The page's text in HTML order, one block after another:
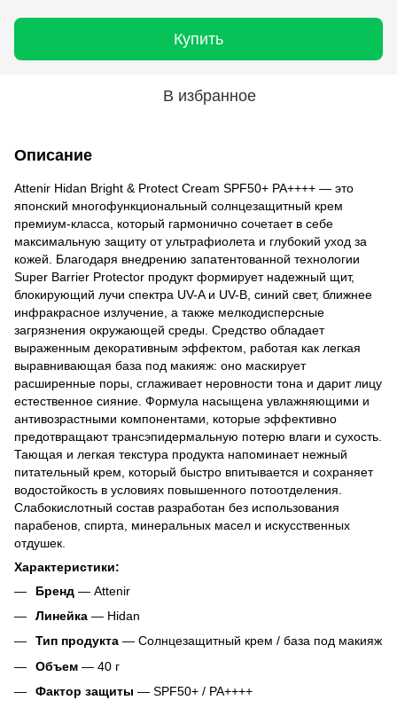
Купить
В избранное
Описание
Attenir Hidan Bright & Protect Cream SPF50+ PA++++ — это
японский многофункциональный солнцезащитный крем
премиум-класса, который гармонично сочетает в себе
максимальную защиту от ультрафиолета и глубокий уход за
кожей. Благодаря внедрению запатентованной технологии
Super Barrier Protector продукт формирует надежный щит,
блокирующий лучи спектра UV-A и UV-B, синий свет, ближнее
инфракрасное излучение, а также мелкодисперсные
загрязнения окружающей среды. Средство обладает
выраженным декоративным эффектом, работая как легкая
выравнивающая база под макияж: оно маскирует
расширенные поры, сглаживает неровности тона и дарит лицу
естественное сияние. Формула насыщена увлажняющими и
антивозрастными компонентами, которые эффективно
предотвращают трансэпидермальную потерю влаги и сухость.
Тающая и легкая текстура продукта напоминает нежный
питательный крем, который быстро впитывается и сохраняет
водостойкость в условиях повышенного потоотделения.
Слабокислотный состав разработан без использования
парабенов, спирта, минеральных масел и искусственных
отдушек.
Характеристики:
Бренд — Attenir
Линейка — Hidan
Тип продукта — Солнцезащитный крем / база под макияж
Объем — 40 г
Фактор защиты — SPF50+ / PA++++